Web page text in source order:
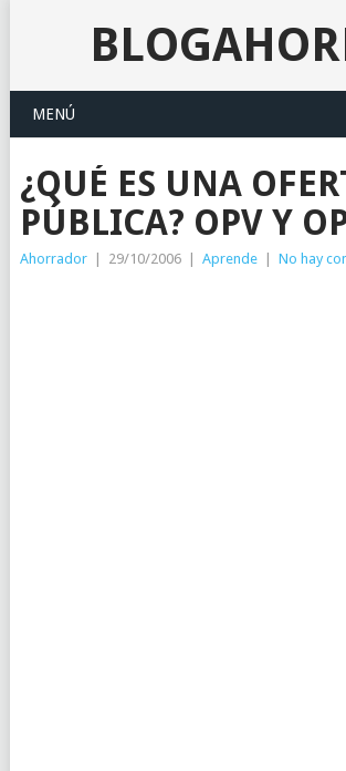
MENÚ
¿QUÉ ES UNA
PÚBLICA? OPV Y
Ahorrador 29/10/2006 Aprende No hay